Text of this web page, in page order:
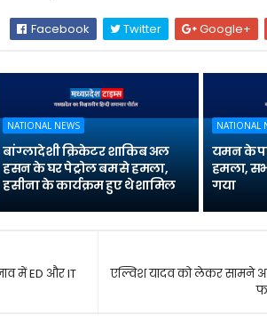
Facebook Twitter Google+
NATIONAL NEWS
बांग्लादेशी क्रिकेटर शाकिब अल
हसन के घर पेट्रोल बम से हमला,
हसीना के कार्यक्रम हुए थे शामिल
NATIONAL
यमन के
हमला,
गया
एल्विश यादव को लेकर सामने
में ED और IT